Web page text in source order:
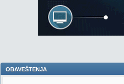
OBAVEŠTENJA